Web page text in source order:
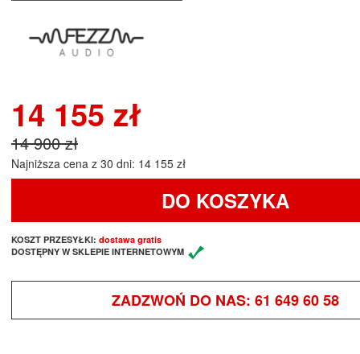
14 155 zł
14 900 zł
Najniższa cena z 30 dni: 14 155 zł
DO KOSZYKA
KOSZT PRZESYŁKI: dostawa gratis
DOSTĘPNY W SKLEPIE INTERNETOWYM
ZADZWOŃ DO NAS: 61 649 60 58